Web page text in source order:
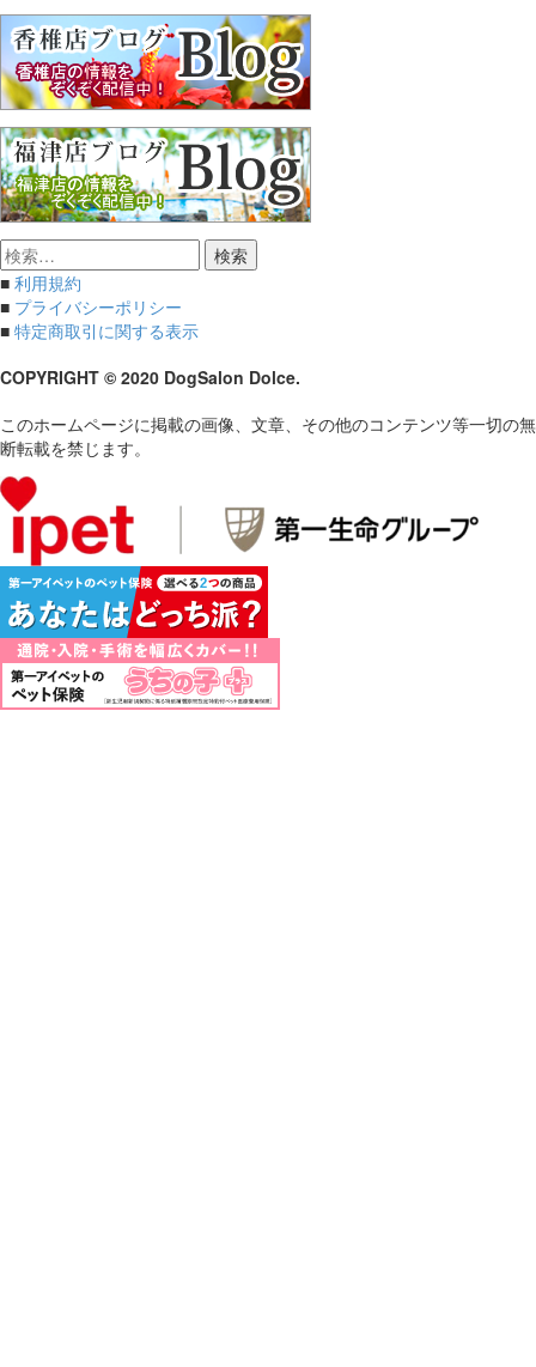
検
索:
■ 利用規約
■ プライバシーポリシー
■ 特定商取引に関する表示
COPYRIGHT © 2020 DogSalon Dolce.
このホームページに掲載の画像、文章、その他のコンテンツ等一切の無
断転載を禁じます。